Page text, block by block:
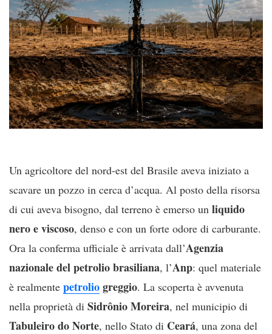
Un agricoltore del nord-est del Brasile aveva iniziato a
scavare un pozzo in cerca d’acqua. Al posto della risorsa
di cui aveva bisogno, dal terreno è emerso un liquido
nero e viscoso, denso e con un forte odore di carburante.
Ora la conferma ufficiale è arrivata dall’Agenzia
nazionale del petrolio brasiliana, l’Anp: quel materiale
è realmente petroliogreggio. La scoperta è avvenuta
nella proprietà di Sidrônio Moreira, nel municipio di
Tabuleiro do Norte, nello Stato di Ceará, una zona del